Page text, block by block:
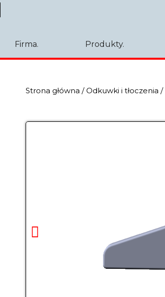
Firma. Produkty.
Strona główna /Odkuwki i tłoczenia /